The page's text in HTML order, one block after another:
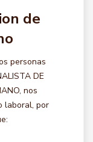
de
personas
DE
nos
laboral, por